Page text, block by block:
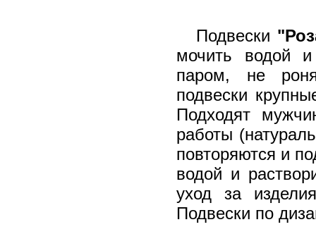
Подвески
мочить водой
паром, не
подвески
Подходят
работы
повторяются и
водой и
уход за
Подвески по